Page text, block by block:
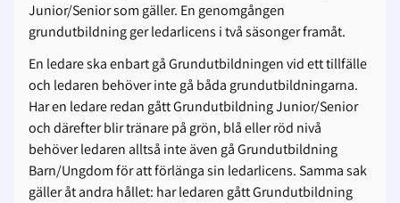
Junior/Senior som gäller. En genomgången
grundutbildning ger ledarlicens i två säsonger framåt.
En ledare ska enbart gå Grundutbildningen vid ett tillfälle
och ledaren behöver inte gå båda grundutbildningarna.
Har en ledare redan gått Grundutbildning Junior/Senior
och därefter blir tränare på grön, blå eller röd nivå
behöver ledaren alltså inte även gå Grundutbildning
Barn/Ungdom för att förlänga sin ledarlicens. Samma sak
gäller åt andra hållet: har ledaren gått Grundutbildning